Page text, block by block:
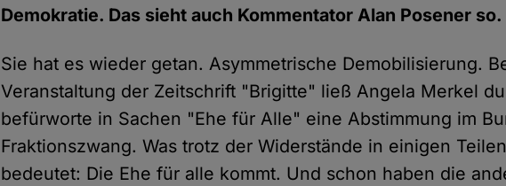
Demokratie. Das sieht auch Kommentator Alan Posener so.
Sie hat es wieder getan. Asymmetrische Demobilisierung.
Veranstaltung der Zeitschrift "Brigitte" ließ Angela Merkel
befürworte in Sachen "Ehe für Alle" eine Abstimmung im
Fraktionszwang. Was trotz der Widerstände in einigen
bedeutet: Die Ehe für alle kommt. Und schon haben die